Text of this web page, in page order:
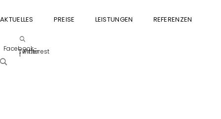
AKTUELLES PREISE LEISTUNGEN REFERENZEN
Facebook-
f
Twitter
Pinterest